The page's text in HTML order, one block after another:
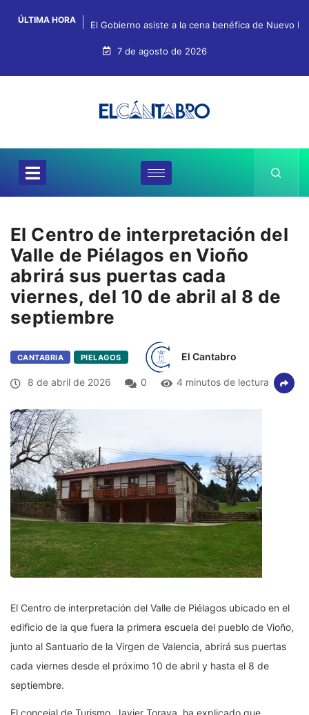
ÚLTIMA HORA El Gobierno asiste a la cena benéfica de Nuevo
7 de agosto de 2026
El Centro de interpretación del
Valle de Piélagos en Vioño
abrirá sus puertas cada
viernes, del 10 de abril al 8 de
septiembre
CANTABRIA PIELAGOS El Cantabro
8 de abril de 2026 0 4 minutos de lectura
El Centro de interpretación del Valle de Piélagos ubicado en el
edificio de la que fuera la primera escuela del pueblo de Vioño,
junto al Santuario de la Virgen de Valencia, abrirá sus puertas
cada viernes desde el próximo 10 de abril y hasta el 8 de
septiembre.